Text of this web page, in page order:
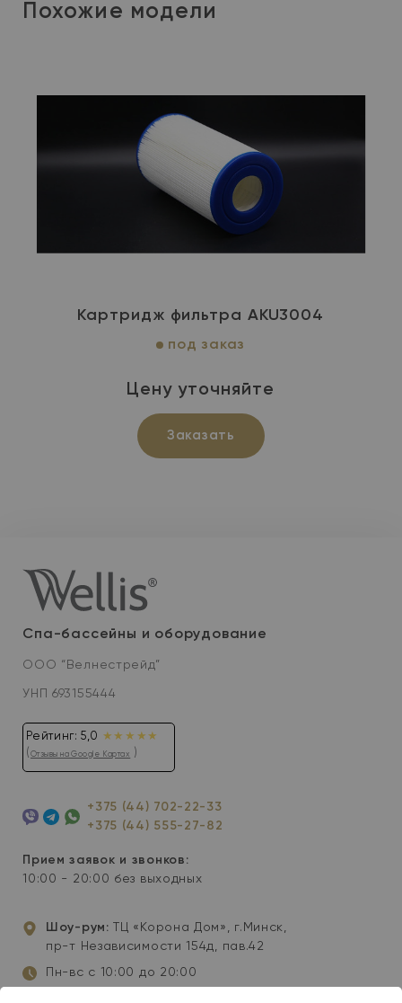
Похожие модели
Картридж фильтра AKU3004
под заказ
Цену уточняйте
Заказать
Спа-бассейны и оборудование
ООО “Велнестрейд”
УНП 693155444
Рейтинг: 5,0 ★★★★★
( Отзывы на Google Картах )
Telegram
WhatsApp
+375 (44) 702-22-33
+375 (44) 555-27-82
Прием заявок и звонков:
10:00 - 20:00 без выходных
Шоу-рум: ТЦ «Корона Дом», г.Минск,
пр-т Независимости 154д, пав.42
Пн-вс с 10:00 до 20:00